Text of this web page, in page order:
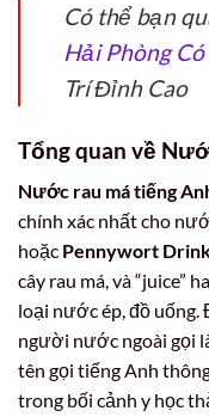
Có thể bạn
Hải Phòng Có
Trí Đỉnh Cao
Tổng quan về
Nước rau má tiếng
chính xác nhất cho
hoặc Pennywort
cây rau má, và “juice”
loại nước ép, đồ uống.
người nước ngoài gọi
tên gọi tiếng Anh
trong bối cảnh y học